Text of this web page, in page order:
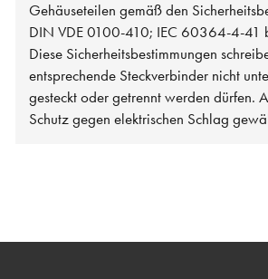
Gehäuseteilen gemäß den
DIN VDE 0100-410; IEC 60364-4-41
Diese Sicherheitsbestimmungen
entsprechende Steckverbinder nicht
gesteckt oder getrennt werden dürfen.
Schutz gegen elektrischen Schlag